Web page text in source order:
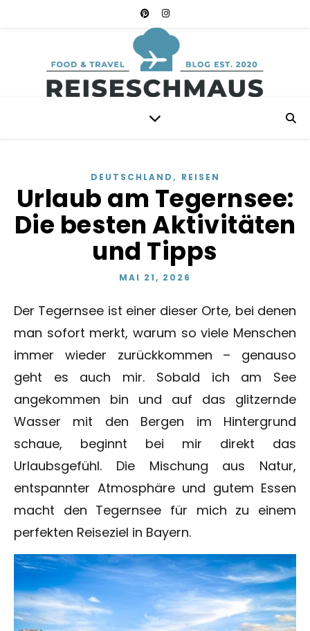
DEUTSCHLAND , REISEN
Urlaub am Tegernsee:
Die besten Aktivitäten
und Tipps
MAI 21, 2026
Der Tegernsee ist einer dieser Orte, bei denen
man sofort merkt, warum so viele Menschen
immer wieder zurückkommen – genauso
geht es auch mir. Sobald ich am See
angekommen bin und auf das glitzernde
Wasser mit den Bergen im Hintergrund
schaue, beginnt bei mir direkt das
Urlaubsgefühl. Die Mischung aus Natur,
entspannter Atmosphäre und gutem Essen
macht den Tegernsee für mich zu einem
perfekten Reiseziel in Bayern.